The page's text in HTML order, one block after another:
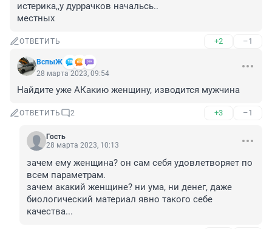
истерика,,у дуррачков начальсь..
местных
ОТВЕТИТЬ +2 –1
ВспыЖ
28 марта 2023, 09:54
Найдите уже АКакию женщину, изводится мужчина
ОТВЕТИТЬ 2 +3 –1
Гость
28 марта 2023, 10:13
зачем ему женщина? он сам себя удовлетворяет по
всем параметрам.
зачем акакий женщине? ни ума, ни денег, даже
биологический материал явно такого себе
качества...